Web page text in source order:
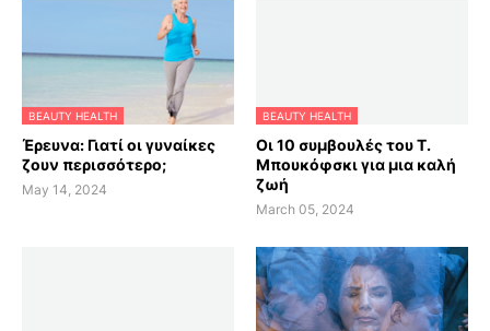
BEAUTY HEALTH
Έρευνα: Γιατί οι γυναίκες
ζουν περισσότερο;
May 14, 2024
BEAUTY HEALTH
Οι 10 συμβουλές του Τ.
Μπουκόφσκι για μια καλή
ζωή
March 05, 2024